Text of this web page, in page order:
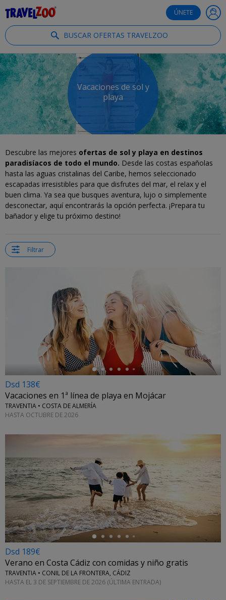
ÚNETE
BUSCAR OFERTAS TRAVELZOO
Vacaciones de sol y
playa
Descubre las mejores ofertas de sol y playa en destinos
paradisíacos de todo el mundo. Desde las costas españolas
hasta las aguas cristalinas del Caribe, hemos seleccionado
escapadas irresistibles para que disfrutes del mar, el relax y el
buen clima. Ya sea que busques aventura, lujo o simplemente
desconectar, aquí encontrarás la opción perfecta. ¡Prepara tu
bañador y elige tu próximo destino!
Filtrar
Dsd 138€
Vacaciones en 1ª línea de playa en Mojácar
TRAVENTIA • COSTA DE ALMERÍA
HASTA OCTUBRE DE 2026
←
Dsd 189€
Verano en Costa Cádiz con comidas y niño gratis
TRAVENTIA • CONIL DE LA FRONTERA, CÁDIZ
HASTA EL 3 DE SEPTIEMBRE DE 2026 (ÚLTIMA ENTRADA)